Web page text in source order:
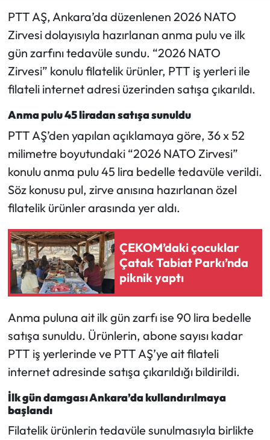
PTT AŞ, Ankara’da düzenlenen 2026 NATO
Zirvesi dolayısıyla hazırlanan anma pulu ve ilk
gün zarfını tedavüle sundu. “2026 NATO
Zirvesi” konulu filatelik ürünler, PTT iş yerleri ile
filateli internet adresi üzerinden satışa çıkarıldı.
Anma pulu 45 liradan satışa sunuldu
PTT AŞ’den yapılan açıklamaya göre, 36 x 52
milimetre boyutundaki “2026 NATO Zirvesi”
konulu anma pulu 45 lira bedelle tedavüle verildi.
Söz konusu pul, zirve anısına hazırlanan özel
filatelik ürünler arasında yer aldı.
ÇEKOM’daki çocuklar
Çatak Tabiat Parkı’nda
piknik yaptı
Anma puluna ait ilk gün zarfı ise 90 lira bedelle
satışa sunuldu. Ürünlerin, abone sayısı kadar
PTT iş yerlerinde ve PTT AŞ’ye ait filateli
internet adresinde satışa çıkarıldığı bildirildi.
İlk gün damgası Ankara’da kullandırılmaya
başlandı
Filatelik ürünlerin tedavüle sunulmasıyla birlikte
Kültür Sanat
Laçin Haberleri
Magazin
Mecitözü Haberleri
Oğuzlar Haberleri
Ortaköy Haberleri
Osmancık Haberleri
Otomotiv
Resmi İlan
Resmi Reklam
Siyaset
Spor